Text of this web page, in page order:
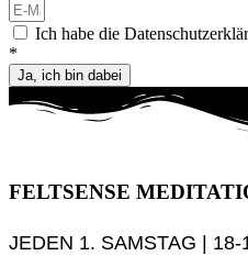
Ich habe die
*
Ja, ich bin dabei
FELTSENSE
JEDEN 1. SAMSTAG | 18-